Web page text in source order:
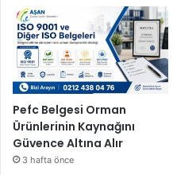
Pefc Belgesi Orman
Ürünlerinin Kaynağını
Güvence Altına Alır
3 hafta önce